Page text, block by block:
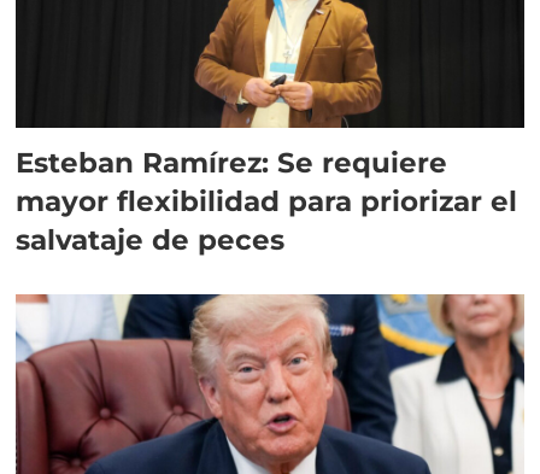
Esteban Ramírez: Se requiere
mayor flexibilidad para priorizar el
salvataje de peces